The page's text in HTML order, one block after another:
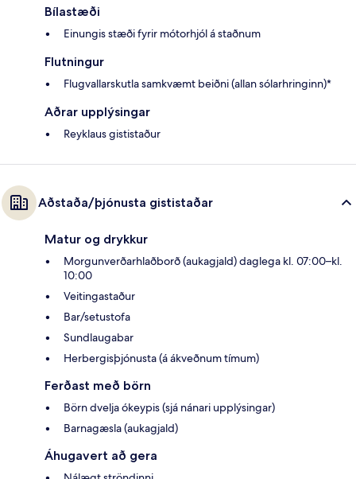
Bílastæði
Einungis stæði fyrir mótorhjól á staðnum
Flutningur
Flugvallarskutla samkvæmt beiðni (allan sólarhringinn)*
Aðrar upplýsingar
Reyklaus gististaður
Aðstaða/þjónusta gististaðar
Matur og drykkur
Morgunverðarhlaðborð (aukagjald) daglega kl. 07:00–kl.
10:00
Veitingastaður
Bar/setustofa
Sundlaugabar
Herbergisþjónusta (á ákveðnum tímum)
Ferðast með börn
Börn dvelja ókeypis (sjá nánari upplýsingar)
Barnagæsla (aukagjald)
Áhugavert að gera